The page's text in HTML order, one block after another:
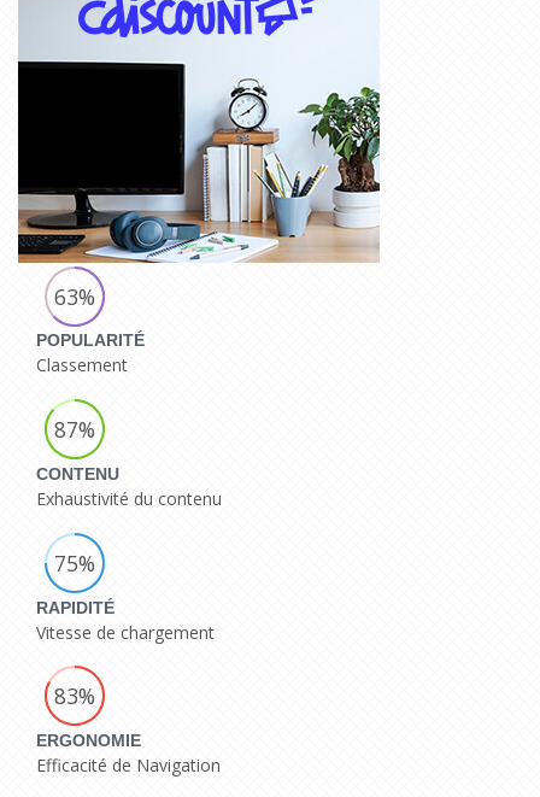
63%
POPULARITÉ
Classement
87%
CONTENU
Exhaustivité du contenu
75%
RAPIDITÉ
Vitesse de chargement
83%
ERGONOMIE
Efficacité de Navigation